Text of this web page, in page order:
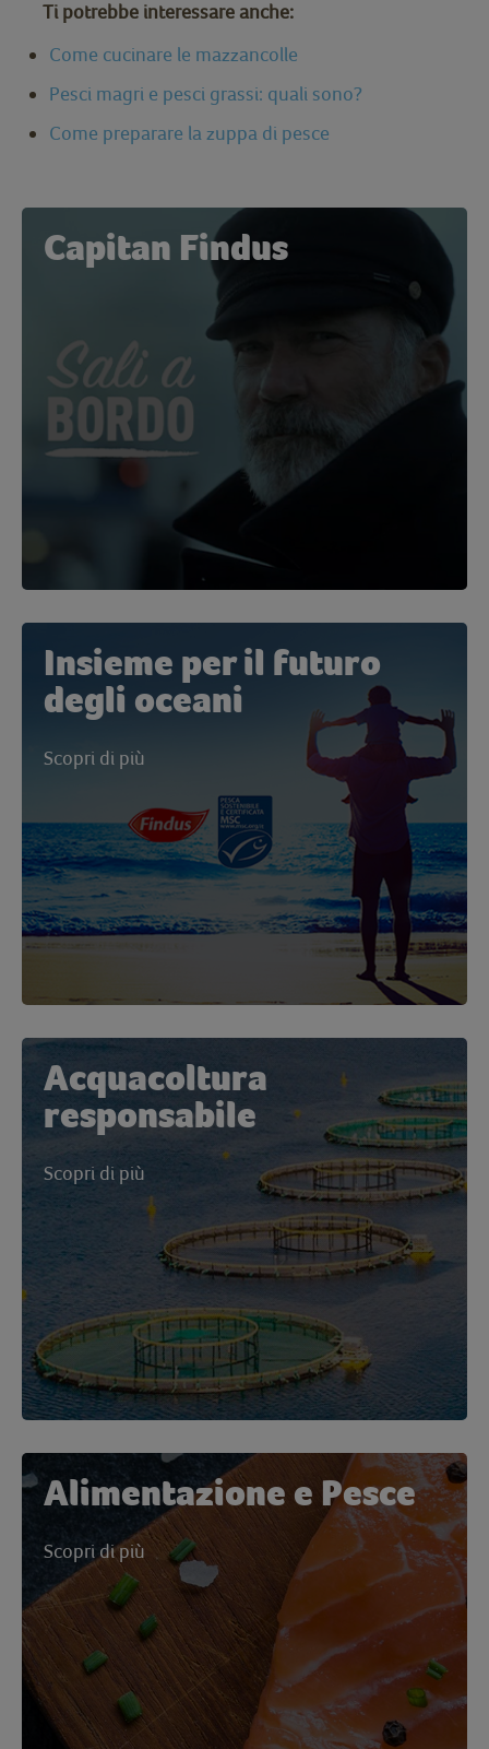
Ti potrebbe interessare anche:
Come cucinare le mazzancolle
Pesci magri e pesci grassi: quali sono?
Come preparare la zuppa di pesce
Capitan Findus
Insieme per il futuro
degli oceani
Scopri di più
Acquacoltura
responsabile
Scopri di più
Alimentazione e Pesce
Scopri di più